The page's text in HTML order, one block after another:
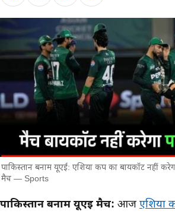
पाकिस्तान बनाम यूएई: एशिया कप का बायकॉट नहीं
मैच — Sports
मुख्य समाचार
पाकिस्तान बनाम यूएई मैच: आज एशिया